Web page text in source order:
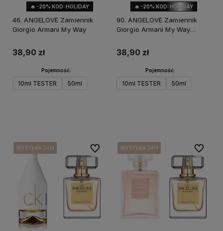
🔥 -20% KOD: HOLIDAY
46. ANGELOVE Zamiennik
Giorgio Armani My Way
38,90 zł
Pojemność:
10ml TESTER 50ml
🔥 -20% KOD: HOLIDAY
90. ANGELOVE Zamiennik
Giorgio Armani My Way
38,90 zł
Pojemność:
10ml TESTER 50ml
WYSYŁKA 24H
WYSYŁKA 24H
WYSYŁKA 24H Do ulubionychWYSYŁKA 24H
WYSYŁKA 24H
WYSYŁKA 24H Do